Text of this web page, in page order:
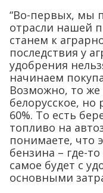
“Во-первых, мы
отрасли нашей
станем к
последствия у
удобрения
начинаем
Возможно, то же
белорусское, но
60%. То есть
топливо на
понимаете, что
бензина – где-
самое будет с
основными